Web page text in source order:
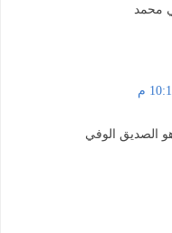
محمد
الصديق الوفي